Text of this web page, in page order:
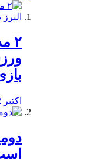
اکتبر 12, 2023